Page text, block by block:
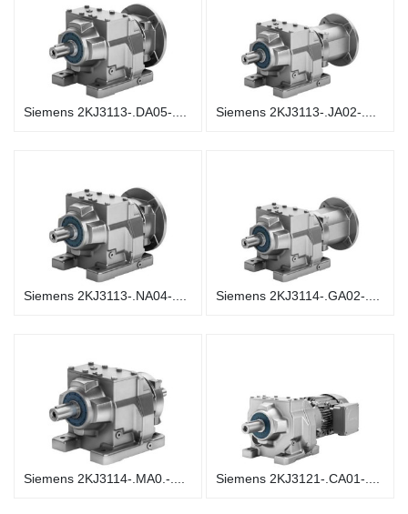
Siemens 2KJ3113-.DA05-.... Siemens 2KJ3113-.JA02-....
Siemens 2KJ3113-.NA04-.... Siemens 2KJ3114-.GA02-....
Siemens 2KJ3114-.MA0.-.... Siemens 2KJ3121-.CA01-....